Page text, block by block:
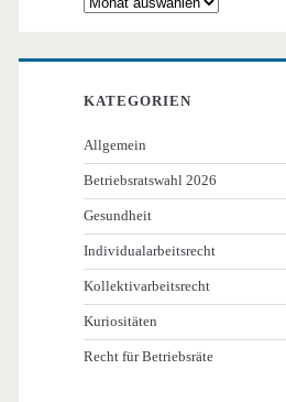
KATEGORIEN
Allgemein
Betriebsratswahl 2026
Gesundheit
Individualarbeitsrecht
Kollektivarbeitsrecht
Kuriositäten
Recht für Betriebsräte